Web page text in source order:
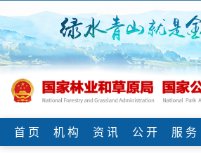
首 页 机 构 资 讯 公 开 服 务